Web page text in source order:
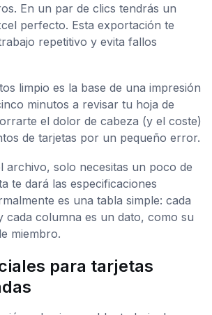
En un par de clics tendrás un
perfecto. Esta exportación te
repetitivo y evita fallos
limpio es la base de una impresión
minutos a revisar tu hoja de
el dolor de cabeza (y el coste)
de tarjetas por un pequeño error.
archivo, solo necesitas un poco de
te dará las especificaciones
es una tabla simple: cada
cada columna es un dato, como su
miembro.
para tarjetas